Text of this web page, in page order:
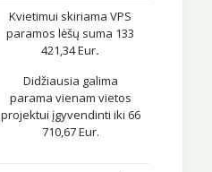
Kvietimui skiriama VPS
paramos lėšų suma 133
421,34 Eur.
Didžiausia galima
parama vienam vietos
projektui įgyvendinti iki 66
710,67 Eur.